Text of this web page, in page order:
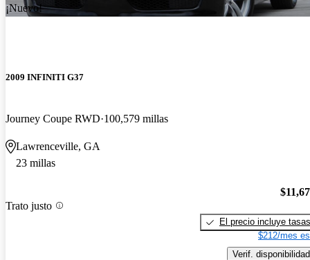
¡Nuevo!
2009 INFINITI G37
Journey Coupe RWD 100,579 millas
Lawrenceville, GA
23 millas
Trato justo
El precio incluye tasas
$212/mes
Verif. disponibilidad